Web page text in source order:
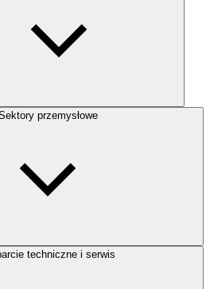
przemysłowe
techniczne i serwis